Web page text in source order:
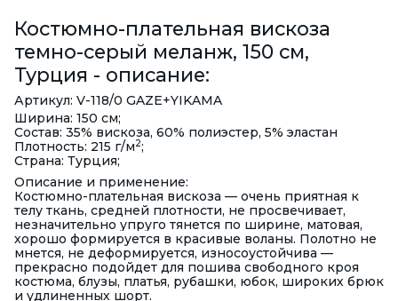
Костюмно-плательная вискоза
темно-серый меланж, 150 см,
Турция - описание:
Артикул: V-118/0 GAZE+YIKAMA
Ширина: 150 см;
Состав: 35% вискоза, 60% полиэстер, 5% эластан
Плотность: 215 г/м2;
Страна: Турция;
Описание и применение:
Костюмно-плательная вискоза — очень приятная к
телу ткань, средней плотности, не просвечивает,
незначительно упруго тянется по ширине, матовая,
хорошо формируется в красивые воланы. Полотно не
мнется, не деформируется, износоустойчива —
прекрасно подойдет для пошива свободного кроя
костюма, блузы, платья, рубашки, юбок, широких брюк
и удлиненных шорт.